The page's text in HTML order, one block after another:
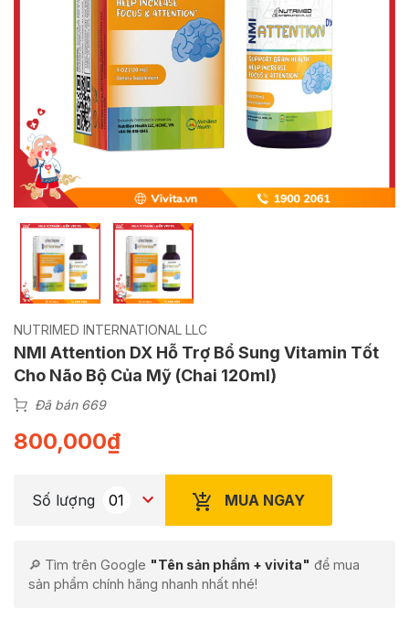
NUTRIMED INTERNATIONAL LLC
NMI Attention DX Hỗ Trợ Bổ Sung Vitamin Tốt
Cho Não Bộ Của Mỹ (Chai 120ml)
Đã bán 669
800,000₫
Số lượng MUA NGAY
🔎 Tìm trên Google "Tên sản phẩm + vivita" để mua
sản phẩm chính hãng nhanh nhất nhé!